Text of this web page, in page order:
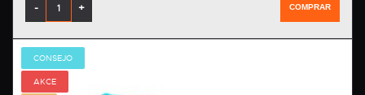
- + COMPRAR
CONSEJO
AKCE